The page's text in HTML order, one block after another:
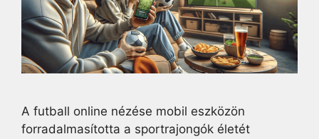
A futball online nézése mobil eszközön
forradalmasította a sportrajongók életét